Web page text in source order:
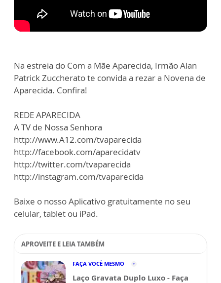
Na estreia do Com a Mãe Aparecida, Irmão Alan
Patrick Zuccherato te convida a rezar a Novena de
Aparecida. Confira!
REDE APARECIDA
A TV de Nossa Senhora
http://www.A12.com/tvaparecida
http://facebook.com/aparecidatv
http://twitter.com/tvaparecida
http://instagram.com/tvaparecida
Baixe o nosso Aplicativo gratuitamente no seu
celular, tablet ou iPad.
APROVEITE E LEIA TAMBÉM
FAÇA VOCÊ MESMO
Laço Gravata Duplo Luxo - Faça